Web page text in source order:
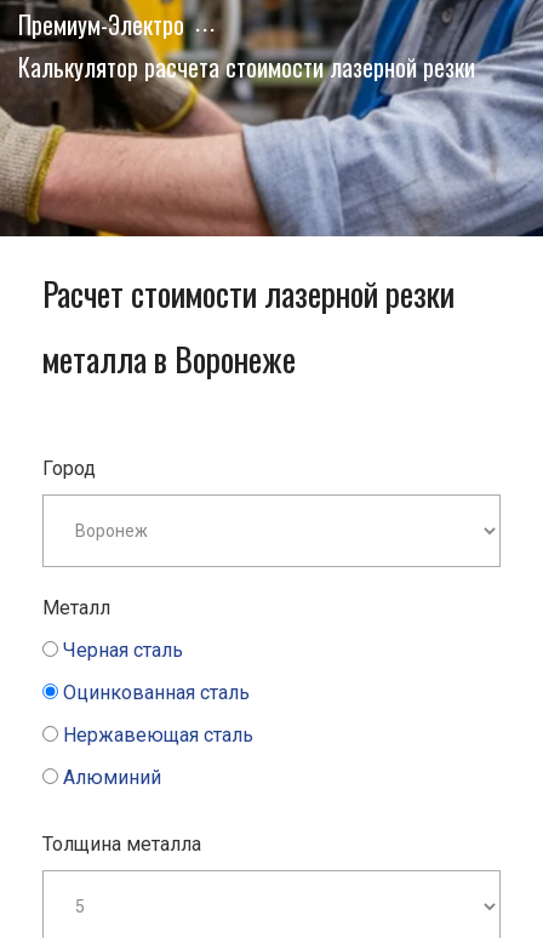
Премиум-Электро
Калькулятор расчета стоимости лазерной резки
Расчет стоимости лазерной резки
металла в Воронеже
Город
Металл
Черная сталь
Оцинкованная сталь
Нержавеющая сталь
Алюминий
Толщина металла